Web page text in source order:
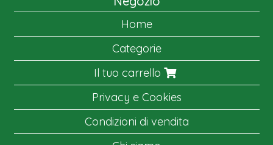
Home
Categorie
Il tuo carrello
Privacy e Cookies
Condizioni di vendita